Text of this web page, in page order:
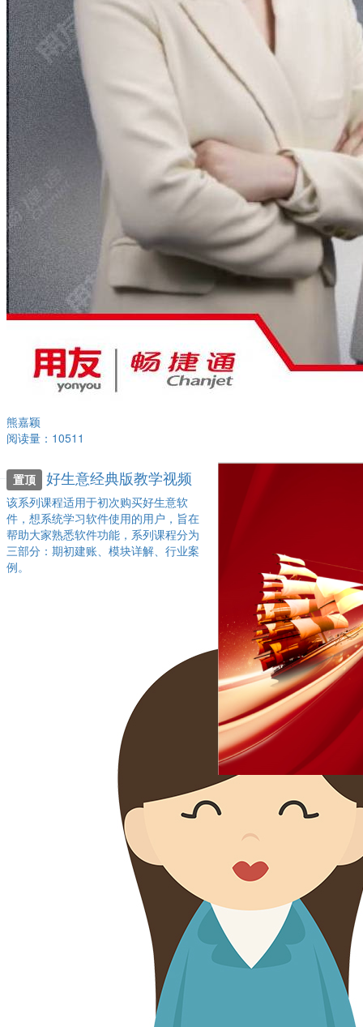
熊嘉颖
阅读量：10511
置顶 好生意经典版教学视频
该系列课程适用于初次购买好生意软
件，想系统学习软件使用的用户，旨在
帮助大家熟悉软件功能，系列课程分为
三部分：期初建账、模块详解、行业案
例。